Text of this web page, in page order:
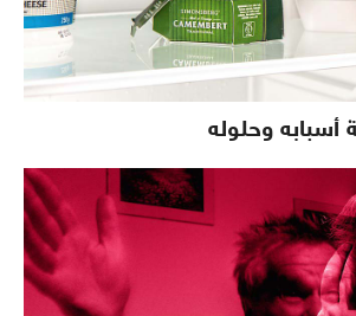
أسبابه وحلوله